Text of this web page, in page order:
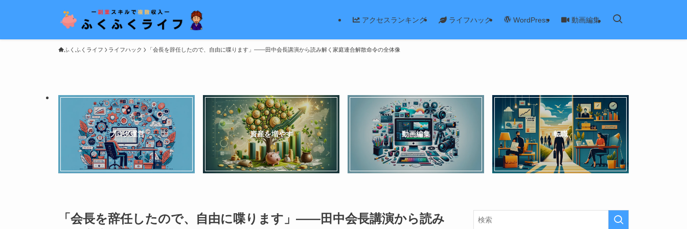
アクセスランキング ライフハック WordPress 動画編集
ふくふくライフ ライフハック 「会長を辞任したので、自由に喋ります」——田中会長講演から読み解く家庭連合解散命令の全体像
ブログ運営 資産を増やす 動画編集 転職
「会長を辞任したので、自由に喋ります」——田中会長講演から読み